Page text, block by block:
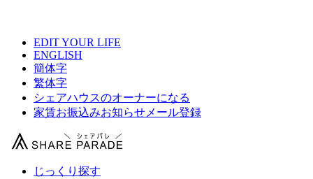
EDIT YOUR LIFE
ENGLISH
簡体字
繁体字
シェアハウスのオーナーになる
家賃お振込みお知らせメール登録
じっくり探す